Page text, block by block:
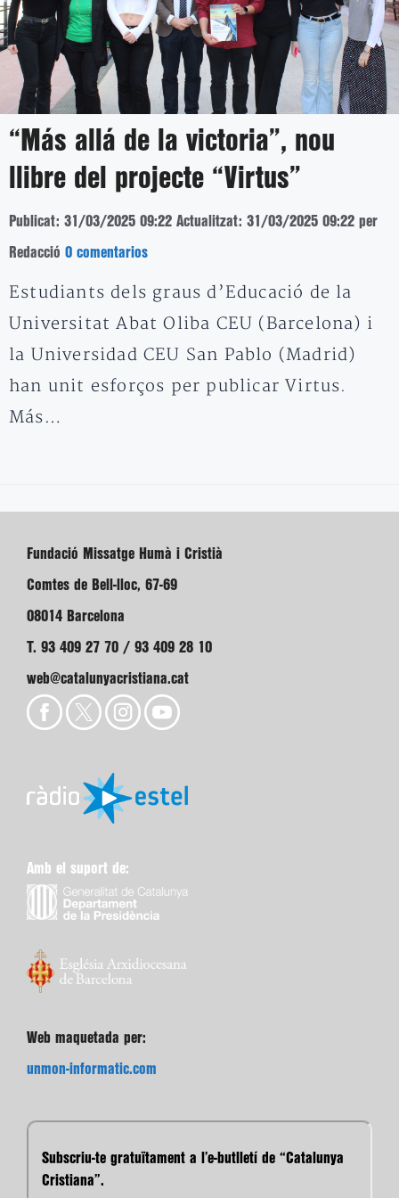
“Más allá de la victoria”, nou
llibre del projecte “Virtus”
Publicat: 31/03/2025 09:22 Actualitzat: 31/03/2025 09:22 per
Redacció 0 comentarios
Estudiants dels graus d’Educació de la
Universitat Abat Oliba CEU (Barcelona) i
la Universidad CEU San Pablo (Madrid)
han unit esforços per publicar Virtus.
Más…
Fundació Missatge Humà i Cristià
Comtes de Bell-lloc, 67-69
08014 Barcelona
T. 93 409 27 70 / 93 409 28 10
web@catalunyacristiana.cat
Amb el suport de:
Web maquetada per:
unmon-informatic.com
Subscriu-te gratuïtament a l’e-butlletí de “Catalunya
Cristiana”.